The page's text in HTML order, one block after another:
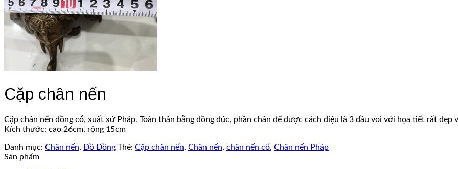
Cặp chân nến
Cặp chân nến đồng cổ, xuất xứ Pháp. Toàn thân bằng đồng đúc, phần chân đế được cách điệu là 3 đầu voi với họa tiết rất đẹp
Kích thước: cao 26cm, rộng 15cm
Danh mục: Chân nến, Đồ Đồng Thẻ: Cặp chân nến, Chân nến, chân nến cổ, Chân nến Pháp
Sản phẩm